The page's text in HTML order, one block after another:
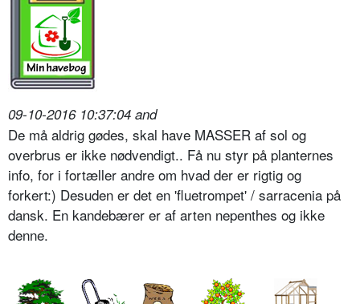
09-10-2016 10:37:04 and
De må aldrig gødes, skal have MASSER af sol og
overbrus er ikke nødvendigt.. Få nu styr på planternes
info, for i fortæller andre om hvad der er rigtig og
forkert:) Desuden er det en 'fluetrompet' / sarracenia på
dansk. En kandebærer er af arten nepenthes og ikke
denne.